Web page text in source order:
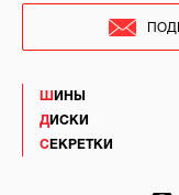
ШИНЫ
ДИСКИ
СЕКРЕТКИ